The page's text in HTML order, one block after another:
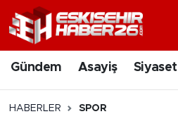
Gündem Asayiş Siyaset
HABERLER SPOR
Gündem
Asayiş
Nöbetçi Eczaneler
Hava Durumu